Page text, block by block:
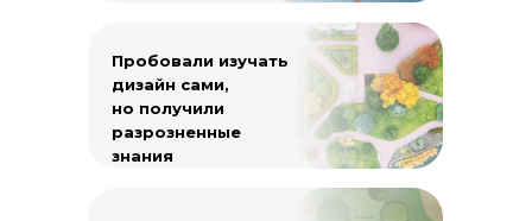
Пробовали изучать
дизайн сами,
но получили
разрозненные
знания